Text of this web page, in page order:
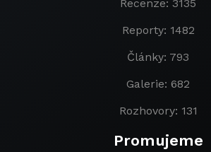
Recenze: 3135
Reporty: 1482
Články: 793
Galerie: 682
Rozhovory: 131
Promujeme